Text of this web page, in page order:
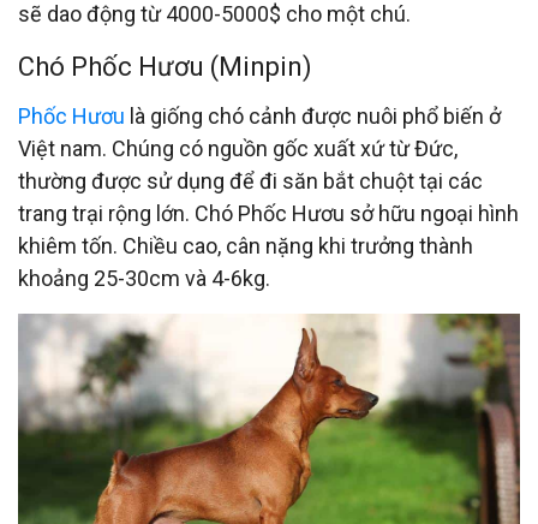
sẽ dao động từ 4000-5000$ cho một chú.
Chó Phốc Hươu (Minpin)
Phốc Hươu là giống chó cảnh được nuôi phổ biến ở
Việt nam. Chúng có nguồn gốc xuất xứ từ Đức,
thường được sử dụng để đi săn bắt chuột tại các
trang trại rộng lớn. Chó Phốc Hươu sở hữu ngoại hình
khiêm tốn. Chiều cao, cân nặng khi trưởng thành
khoảng 25-30cm và 4-6kg.